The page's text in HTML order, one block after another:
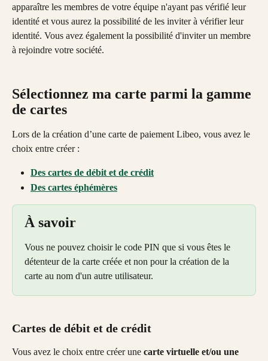
apparaître les membres de votre équipe n'ayant pas vérifié leur
identité et vous aurez la possibilité de les inviter à vérifier leur
identité. Vous avez également la possibilité d'inviter un membre
à rejoindre votre société.
Sélectionnez ma carte parmi la gamme
de cartes
Lors de la création d’une carte de paiement Libeo, vous avez le
choix entre créer :
Des cartes de débit et de crédit
Des cartes éphémères
À savoir
Vous ne pouvez choisir le code PIN que si vous êtes le
détenteur de la carte créée et non pour la création de la
carte au nom d'un autre utilisateur.
Cartes de débit et de crédit
Vous avez le choix entre créer une carte virtuelle et/ou une